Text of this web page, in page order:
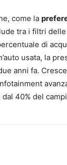
come la
tra i filtri
di
usata, la
anni fa.
40% del